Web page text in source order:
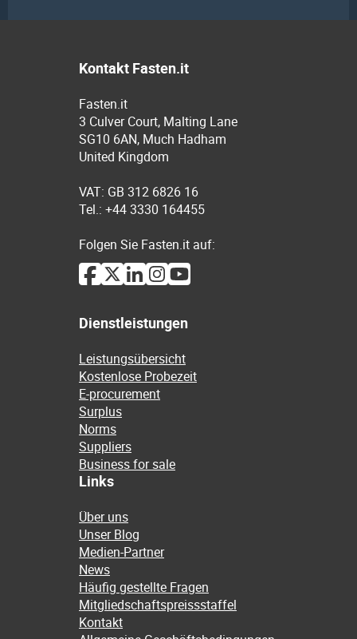
Kontakt Fasten.it
Fasten.it
3 Culver Court, Malting Lane
SG10 6AN, Much Hadham
United Kingdom
VAT: GB 312 6826 16
Tel.: +44 3330 164455
Folgen Sie Fasten.it auf:
Dienstleistungen
Leistungsübersicht
Kostenlose Probezeit
E-procurement
Surplus
Norms
Suppliers
Business for sale
Links
Über uns
Unser Blog
Medien-Partner
News
Häufig gestellte Fragen
Mitgliedschaftspreissstaffel
Kontakt